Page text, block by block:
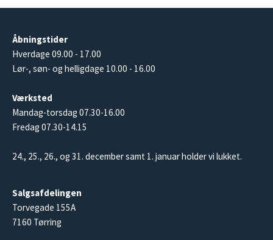
Åbningstider
Hverdage 09.00 - 17.00
Lør-, søn- og helligdage 10.00 - 16.00
Værksted
Mandag-torsdag 07.30-16.00
Fredag 07.30-14.15
24., 25., 26., og 31. december samt 1. januar holder vi lukket.
Salgsafdelingen
Torvegade 155A
7160 Tørring